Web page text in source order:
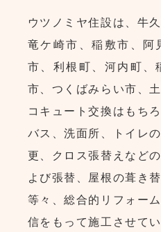
ウツノミヤ住設は、牛
竜ケ崎市、稲敷市、阿
市、利根町、河内町、
市、つくばみらい市、
コキュート交換はもち
バス、洗面所、トイレ
更、クロス張替えなど
よび張替、屋根の葺き
等々、総合的リフォー
信をもって施工させて